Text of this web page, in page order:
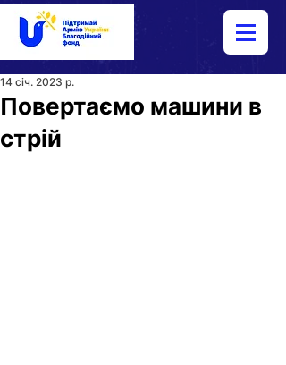
Повертаємо машини в
стрій
14 січ. 2023 р.